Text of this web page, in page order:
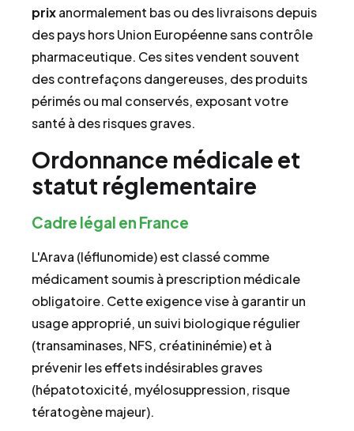
prixanormalement bas ou des livraisons depuis
des pays hors Union Européenne sans contrôle
pharmaceutique. Ces sites vendent souvent
des contrefaçons dangereuses, des produits
périmés ou mal conservés, exposant votre
santé à des risques graves.
Ordonnance médicale et
statut réglementaire
Cadre légal en France
L'Arava (léflunomide) est classé comme
médicament soumis à prescription médicale
obligatoire. Cette exigence vise à garantir un
usage approprié, un suivi biologique régulier
(transaminases, NFS, créatininémie) et à
prévenir les effets indésirables graves
(hépatotoxicité, myélosuppression, risque
tératogène majeur).